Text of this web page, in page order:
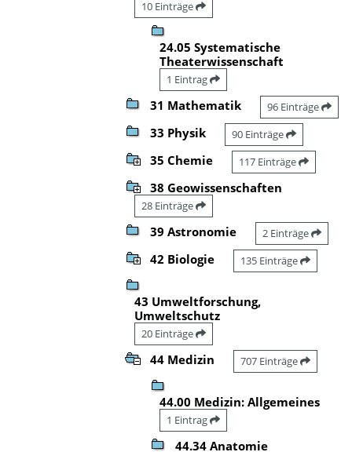
10 Einträge
24.05 Systematische
Theaterwissenschaft
1 Eintrag
31 Mathematik 96 Einträge
33 Physik 90 Einträge
35 Chemie 117 Einträge
38 Geowissenschaften
28 Einträge
39 Astronomie 2 Einträge
42 Biologie 135 Einträge
43 Umweltforschung,
Umweltschutz
20 Einträge
44 Medizin 707 Einträge
44.00 Medizin: Allgemeines
1 Eintrag
44.34 Anatomie